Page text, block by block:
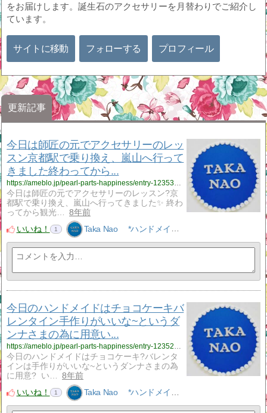
をお届けします。誕生石のアクセサリーを月替わりでご紹介し
ています。
サイトに移動 フォローする プロフィール
更新記事
今日は師匠の元でアクセサリーのレッ
スン京都駅で乗り換え、嵐山へ行って
きました終わってから...
今日は師匠の元でアクセサリーのレッスン?京
都駅で乗り換え、嵐山へ行ってきました✨ 終わ
ってから観光…
8年前
いいね！
1 Taka Nao *ハンドメイドアクセサリーNao*
今日のハンドメイドはチョコケーキバ
レンタイン手作りがいいな~というダ
ンナさまの為に用意い...
今日のハンドメイドはチョコケーキ?バレンタ
インは手作りがいいな~というダンナさまの為
に用意? い…
8年前
いいね！
1 Taka Nao *ハンドメイドアクセサリーNao*